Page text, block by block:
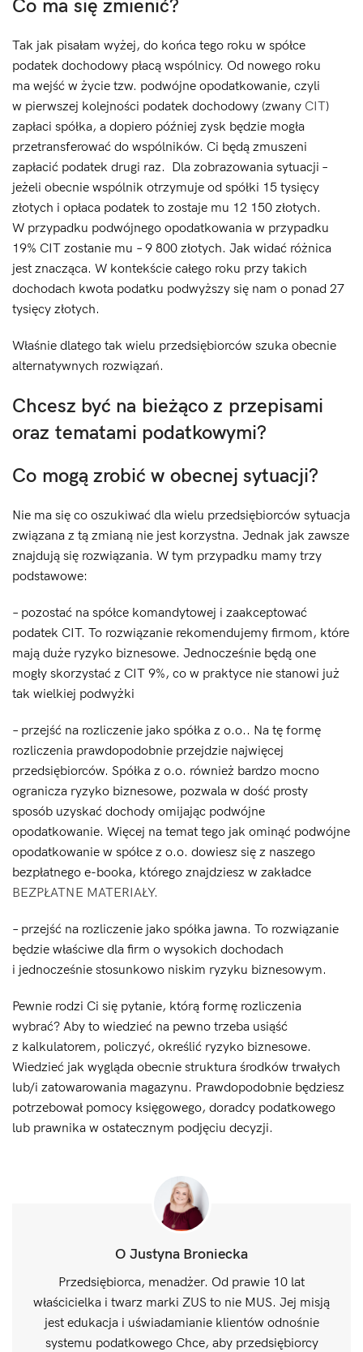
Co ma się zmienić?
Tak jak pisałam wyżej, do końca tego roku w spółce
podatek dochodowy płacą wspólnicy. Od nowego roku
ma wejść w życie tzw. podwójne opodatkowanie, czyli
w pierwszej kolejności podatek dochodowy (zwany CIT)
zapłaci spółka, a dopiero później zysk będzie mogła
przetransferować do wspólników. Ci będą zmuszeni
zapłacić podatek drugi raz. Dla zobrazowania sytuacji –
jeżeli obecnie wspólnik otrzymuje od spółki 15 tysięcy
złotych i opłaca podatek to zostaje mu 12 150 złotych.
W przypadku podwójnego opodatkowania w przypadku
19% CIT zostanie mu – 9 800 złotych. Jak widać różnica
jest znacząca. W kontekście całego roku przy takich
dochodach kwota podatku podwyższy się nam o ponad 27
tysięcy złotych.
Właśnie dlatego tak wielu przedsiębiorców szuka obecnie
alternatywnych rozwiązań.
Chcesz być na bieżąco z przepisami
oraz tematami podatkowymi?
Co mogą zrobić w obecnej sytuacji?
Nie ma się co oszukiwać dla wielu przedsiębiorców sytuacja
związana z tą zmianą nie jest korzystna. Jednak jak zawsze
znajdują się rozwiązania. W tym przypadku mamy trzy
podstawowe:
– pozostać na spółce komandytowej i zaakceptować
podatek CIT. To rozwiązanie rekomendujemy firmom, które
mają duże ryzyko biznesowe. Jednocześnie będą one
mogły skorzystać z CIT 9%, co w praktyce nie stanowi już
tak wielkiej podwyżki
– przejść na rozliczenie jako spółka z o.o.. Na tę formę
rozliczenia prawdopodobnie przejdzie najwięcej
przedsiębiorców. Spółka z o.o. również bardzo mocno
ogranicza ryzyko biznesowe, pozwala w dość prosty
sposób uzyskać dochody omijając podwójne
opodatkowanie. Więcej na temat tego jak ominąć podwójne
opodatkowanie w spółce z o.o. dowiesz się z naszego
bezpłatnego e-booka, którego znajdziesz w zakładce
BEZPŁATNE MATERIAŁY.
– przejść na rozliczenie jako spółka jawna. To rozwiązanie
będzie właściwe dla firm o wysokich dochodach
i jednocześnie stosunkowo niskim ryzyku biznesowym.
Pewnie rodzi Ci się pytanie, którą formę rozliczenia
wybrać? Aby to wiedzieć na pewno trzeba usiąść
z kalkulatorem, policzyć, określić ryzyko biznesowe.
Wiedzieć jak wygląda obecnie struktura środków trwałych
lub/i zatowarowania magazynu. Prawdopodobnie będziesz
potrzebował pomocy księgowego, doradcy podatkowego
lub prawnika w ostatecznym podjęciu decyzji.
O Justyna Broniecka
Przedsiębiorca, menadżer. Od prawie 10 lat
właścicielka i twarz marki ZUS to nie MUS. Jej misją
jest edukacja i uświadamianie klientów odnośnie
systemu podatkowego Chce, aby przedsiębiorcy